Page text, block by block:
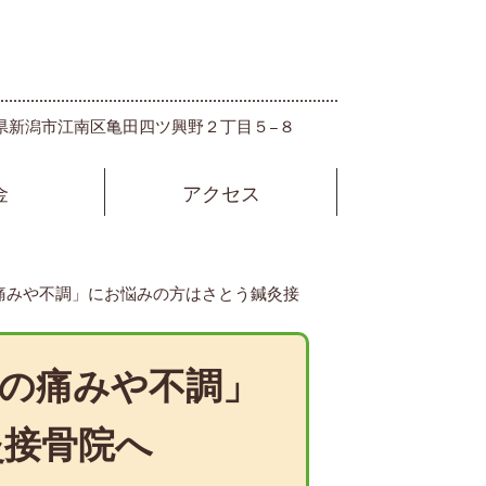
新潟市江南区亀田四ツ興野２丁目５−８
アクセス
や不調」にお悩みの方はさとう鍼灸接
痛みや不調」
骨院へ